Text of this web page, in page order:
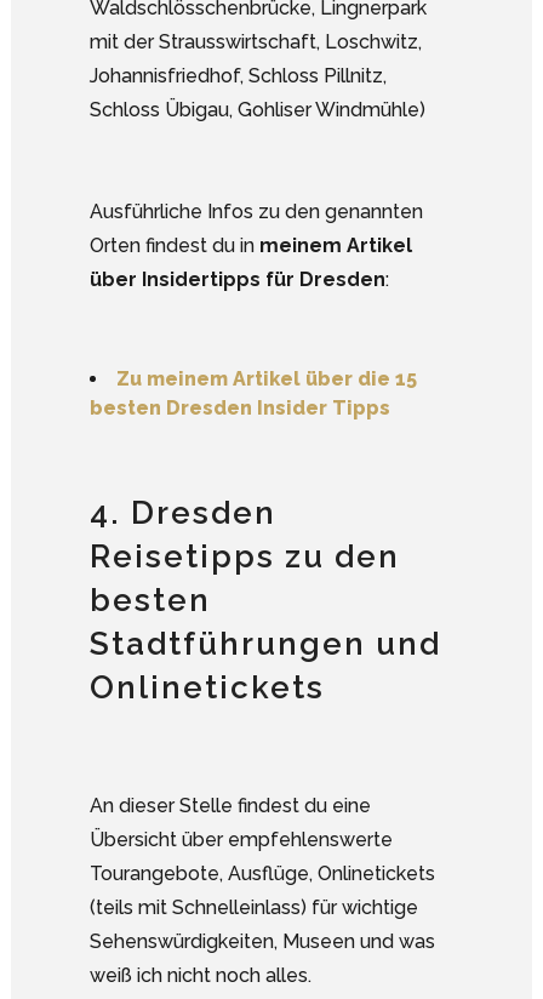
Waldschlösschenbrücke, Lingnerpark
mit der Strausswirtschaft, Loschwitz,
Johannisfriedhof, Schloss Pillnitz,
Schloss Übigau, Gohliser Windmühle)
Ausführliche Infos zu den genannten
Orten findest du in meinem Artikel
über Insidertipps für Dresden:
Zu meinem Artikel über die 15
besten Dresden Insider Tipps
4. Dresden
Reisetipps zu den
besten
Stadtführungen und
Onlinetickets
An dieser Stelle findest du eine
Übersicht über empfehlenswerte
Tourangebote, Ausflüge, Onlinetickets
(teils mit Schnelleinlass) für wichtige
Sehenswürdigkeiten, Museen und was
weiß ich nicht noch alles.